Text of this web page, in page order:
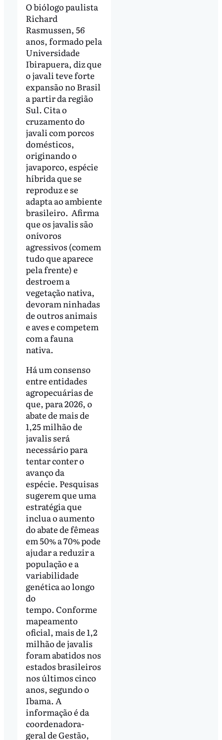
O biólogo paulista
Richard
Rasmussen, 56
anos, formado pela
Universidade
Ibirapuera, diz que
o javali teve forte
expansão no Brasil
a partir da região
Sul. Cita o
cruzamento do
javali com porcos
domésticos,
originando o
javaporco, espécie
híbrida que se
reproduz e se
adapta ao ambiente
brasileiro. Afirma
que os javalis são
onívoros
agressivos (comem
tudo que aparece
pela frente) e
destroem a
vegetação nativa,
devoram ninhadas
de outros animais
e aves e competem
com a fauna
nativa.
Há um consenso
entre entidades
agropecuárias de
que, para 2026, o
abate de mais de
1,25 milhão de
javalis será
necessário para
tentar conter o
avanço da
espécie. Pesquisas
sugerem que uma
estratégia que
inclua o aumento
do abate de fêmeas
em 50% a 70% pode
ajudar a reduzir a
população e a
variabilidade
genética ao longo
do
tempo. Conforme
mapeamento
oficial, mais de 1,2
milhão de javalis
foram abatidos nos
estados brasileiros
nos últimos cinco
anos, segundo o
Ibama. A
informação é da
coordenadora-
geral de Gestão,